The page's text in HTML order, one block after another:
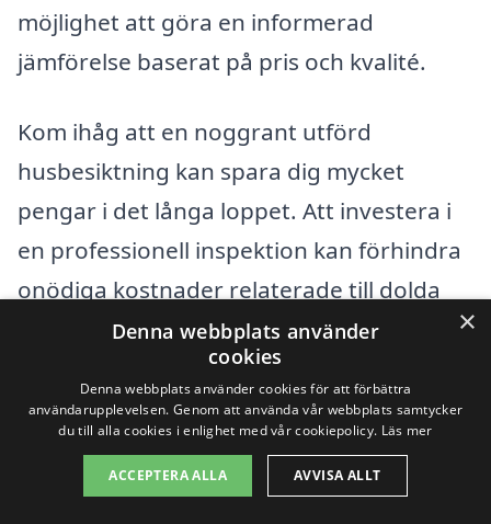
möjlighet att göra en informerad
jämförelse baserat på pris och kvalité.
Kom ihåg att en noggrant utförd
husbesiktning kan spara dig mycket
pengar i det långa loppet. Att investera i
en professionell inspektion kan förhindra
onödiga kostnader relaterade till dolda
problem som kanske inte är synliga vid en
första anblick. Var noga med att välja en
seriös och pålitlig företag för att
garantera att din husbesiktning utförs
×
Denna webbplats använder
cookies
Denna webbplats använder cookies för att förbättra
användarupplevelsen. Genom att använda vår webbplats samtycker
du till alla cookies i enlighet med vår cookiepolicy. Läs mer
ACCEPTERA ALLA AVVISA ALLT